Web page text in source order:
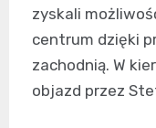
zyskali
centrum dzięki
zachodnią. W
objazd przez